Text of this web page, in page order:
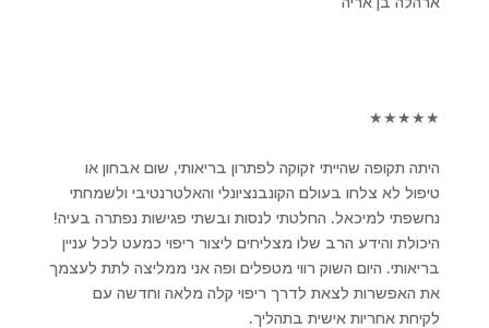
★
★
★
★
★
היתה תקופה שהייתי זקוקה לפתרון בריאותי, שום אבחון או
טיפול לא צלחו בעולם הקונבנציונלי והאלטרנטיבי ולשמחתי
נחשפתי למיכאל. החלטתי לנסות ובשתי פגישות נפתרה בעיה!
היכולת והידע הרב שלו מצליחים ליצור ריפוי כמעט לכל עניין
בריאותי. היום השוק רווי מטפלים ופה אני ממליצה לתת לעצמך
את האפשרות לצאת לדרך ריפוי קלה מלאה וחדשה עם
לקיחת אחריות אישית בתהליך.